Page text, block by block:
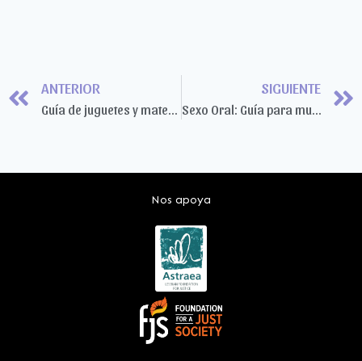
ANTERIOR
Guía de juguetes y materiales seguros
SIGUIENTE
Sexo Oral: Guía para mujeres que queremos sexo seguro con mujeres
Nos apoya